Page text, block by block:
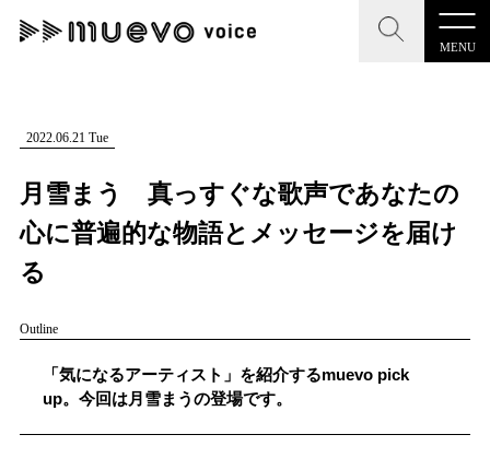
MENU
CLOSE
記事を検索する
#男性シンガー #HR/HM #女性シンガー
CLOSE
"読者の声を形にする”音楽特化メディア
記事一覧
プレスリリース一覧
2022.06.21 Tue
月雪まう 真っすぐな歌声であなたの
心に普遍的な物語とメッセージを届け
る
Outline
「気になるアーティスト」を紹介するmuevo pick
up。今回は月雪まうの登場です。